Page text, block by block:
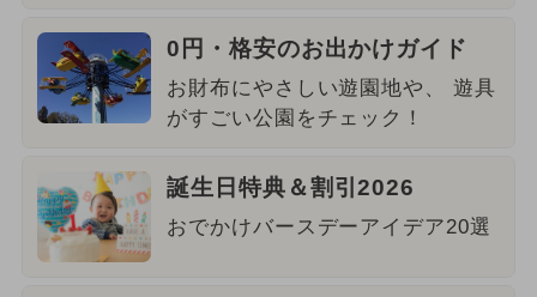
0円・格安のお出かけガイド
お財布にやさしい遊園地や、 遊具
がすごい公園をチェック！
誕生日特典＆割引2026
おでかけバースデーアイデア20選